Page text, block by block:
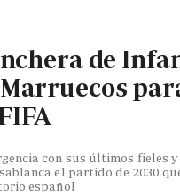
de
con sus últimos fieles y
el partido de 2030
español